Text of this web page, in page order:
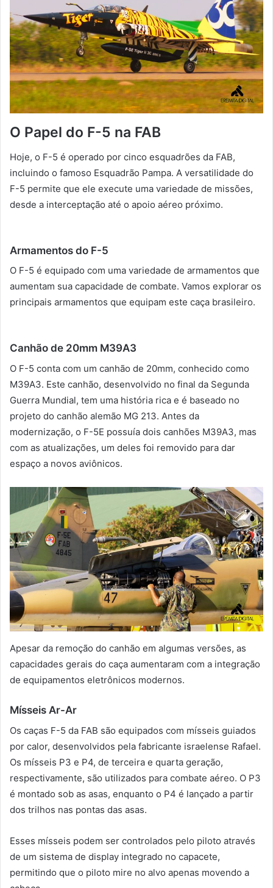
O Papel do F-5 na FAB
Hoje, o F-5 é operado por cinco esquadrões da FAB,
incluindo o famoso Esquadrão Pampa. A versatilidade do
F-5 permite que ele execute uma variedade de missões,
desde a interceptação até o apoio aéreo próximo.
Armamentos do F-5
O F-5 é equipado com uma variedade de armamentos que
aumentam sua capacidade de combate. Vamos explorar os
principais armamentos que equipam este caça brasileiro.
Canhão de 20mm M39A3
O F-5 conta com um canhão de 20mm, conhecido como
M39A3. Este canhão, desenvolvido no final da Segunda
Guerra Mundial, tem uma história rica e é baseado no
projeto do canhão alemão MG 213. Antes da
modernização, o F-5E possuía dois canhões M39A3, mas
com as atualizações, um deles foi removido para dar
espaço a novos aviônicos.
Apesar da remoção do canhão em algumas versões, as
capacidades gerais do caça aumentaram com a integração
de equipamentos eletrônicos modernos.
Mísseis Ar-Ar
Os caças F-5 da FAB são equipados com mísseis guiados
por calor, desenvolvidos pela fabricante israelense Rafael.
Os mísseis P3 e P4, de terceira e quarta geração,
respectivamente, são utilizados para combate aéreo. O P3
é montado sob as asas, enquanto o P4 é lançado a partir
dos trilhos nas pontas das asas.
Esses mísseis podem ser controlados pelo piloto através
de um sistema de display integrado no capacete,
permitindo que o piloto mire no alvo apenas movendo a